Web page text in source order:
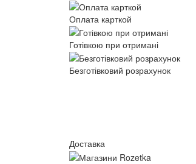
Оплата карткой
Готівкою при отримані
Безготівковий розрахунок
Доставка